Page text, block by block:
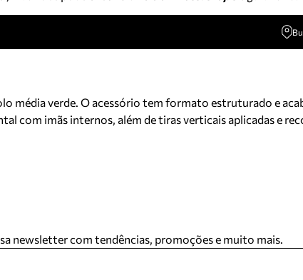
média verde. O acessório tem formato estruturado e
com imãs internos, além de tiras verticais aplicadas e
newsletter com tendências, promoções e muito mais.